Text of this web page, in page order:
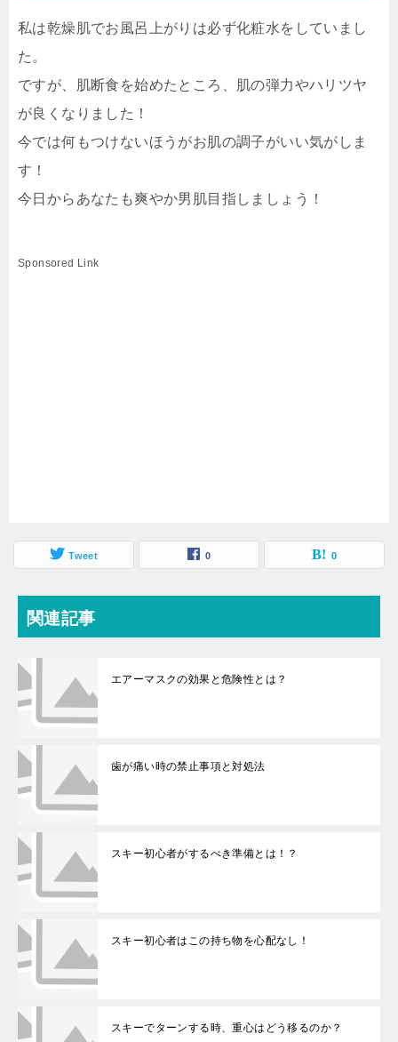
私は乾燥肌でお風呂上がりは必ず化粧水をしていまし
た。
ですが、肌断食を始めたところ、肌の弾力やハリツヤ
が良くなりました！
今では何もつけないほうがお肌の調子がいい気がしま
す！
今日からあなたも爽やか男肌目指しましょう！
Sponsored Link
Tweet 0 0
関連記事
エアーマスクの効果と危険性とは？
歯が痛い時の禁止事項と対処法
スキー初心者がするべき準備とは！？
スキー初心者はこの持ち物を心配なし！
スキーでターンする時、重心はどう移るのか？